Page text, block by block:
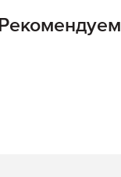
Рекомендуем